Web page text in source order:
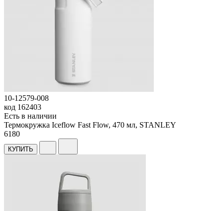
10-12579-008
код 162403
Есть в наличии
Термокружка Iceflow Fast Flow, 470 мл, STANLEY
6180
КУПИТЬ